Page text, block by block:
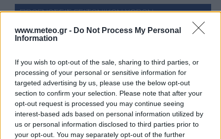
www.meteo.gr - Do Not Process My Personal
Information
If you wish to opt-out of the sale, sharing to third parties, or
processing of your personal or sensitive information for
targeted advertising by us, please use the below opt-out
section to confirm your selection. Please note that after your
opt-out request is processed you may continue seeing
interest-based ads based on personal information utilized by
us or personal information disclosed to third parties prior to
your opt-out. You may separately opt-out of the further
ΠΡΟΓΝΩΣΕΙΣ ΓΕΙΤΟΝΙΚΩΝ ΧΩΡΩΝ
ΜΟΝΑΣΤΗΡΙ-ΜΠΊΤΟΛΑ ΚΑΘΑΡΟΣ 24°C
ΠΑΜΠΌΡΟΒΟ
ΚΟΡΥΤΣΆ ΚΑΘΑΡΟΣ 23°C
ΚΕΣΆΝ ΚΑΘΑΡΟΣ
Πατήστε εδώγια περισσότερες πόλεις
Σελήνη: 25 ημερών
Φάση: Παλαιός Μηνίσκος
Επόμενη Πανσέληνος:
Παρασκευή, 28 Αυγούστου 2026